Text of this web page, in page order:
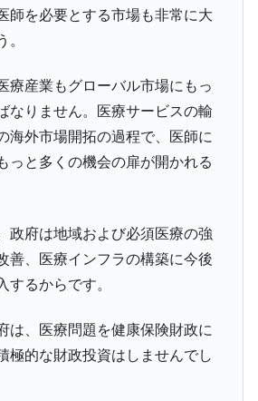
師を必要とする市場も非常に大
。
療産業もグローバル市場にもっ
なりません。医療サービスの輸
海外市場開拓の過程で、医師に
っと多くの機会の扉が開かれる
政府は地域および必須医療の強
善、医療インフラの構築に今後
するからです。
は、医療問題を健康保険財政に
極的な財政投資はしませんでし